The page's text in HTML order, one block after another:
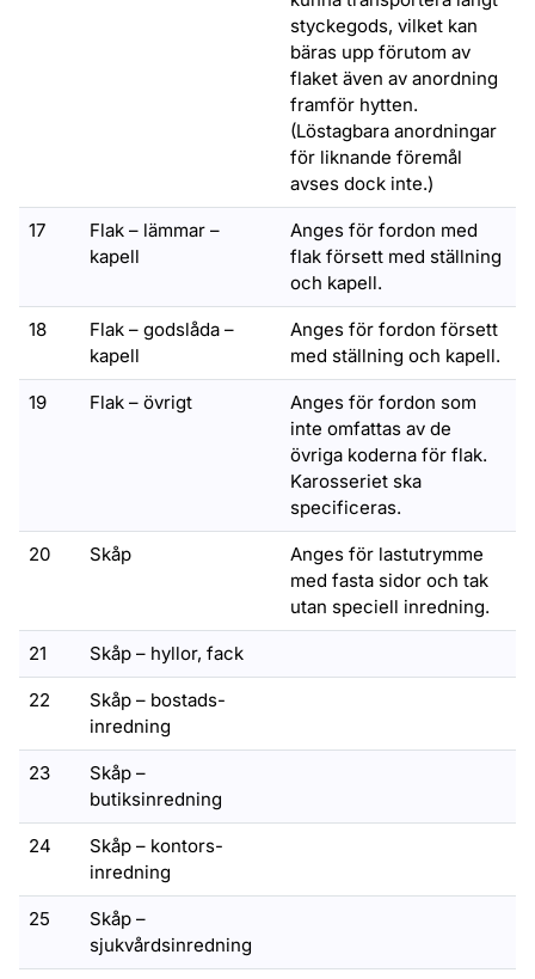
styckegods, vilket kan
bäras upp förutom av
flaket även av anordning
framför hytten.
(Löstagbara anordningar
för liknande föremål
avses dock inte.)
17
Flak – lämmar –
kapell
Anges för fordon med
flak försett med ställning
och kapell.
18
Flak – godslåda –
kapell
Anges för fordon försett
med ställning och kapell.
19 Flak – övrigt
Anges för fordon som
inte omfattas av de
övriga koderna för flak.
Karosseriet ska
specificeras.
20 Skåp
Anges för lastutrymme
med fasta sidor och tak
utan speciell inredning.
21 Skåp – hyllor, fack
22
Skåp – bostads-
inredning
23
Skåp –
butiksinredning
24
Skåp – kontors-
inredning
25
Skåp –
sjukvårdsinredning